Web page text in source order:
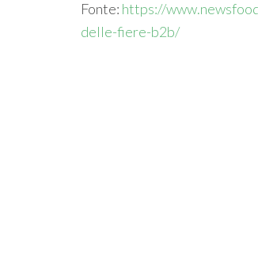
Fonte: https://
delle-fiere-b2b/